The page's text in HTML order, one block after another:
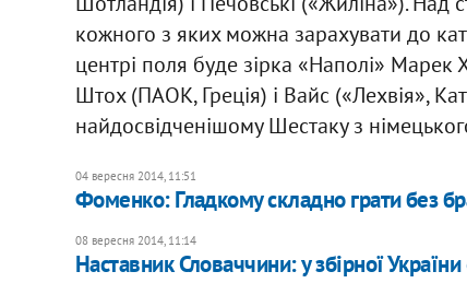
кожного з яких можна зарахувати до
центрі поля буде зірка «Наполі»
Штох (ПАОК, Греція) і Вайс («Лехвія»,
найдосвідченішому Шестаку з
04 вересня 2014, 11:51
Фоменко: Гладкому складно грати без
08 вересня 2014, 11:14
Наставник Словаччини: у збірної